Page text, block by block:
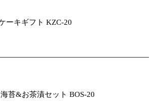
ーキギフト KZC-20
苔&お茶漬セット BOS-20